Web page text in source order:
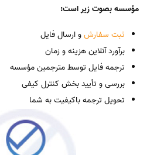
مؤسسه بصوت زیر است:
ثبت سفارشو ارسال فایل
برآورد آنلاین هزینه و زمان
ترجمه فایل توسط مترجمین مؤسسه
بررسی و تأیید بخش کنترل کیفی
تحویل ترجمه باکیفیت به شما